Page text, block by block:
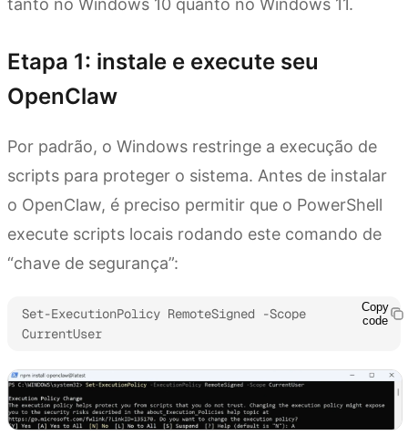
tanto no Windows 10 quanto no Windows 11.
Etapa 1: instale e execute seu
OpenClaw
Por padrão, o Windows restringe a execução de
scripts para proteger o sistema. Antes de instalar
o OpenClaw, é preciso permitir que o PowerShell
execute scripts locais rodando este comando de
“chave de segurança”:
Set-ExecutionPolicy RemoteSigned -Scope
CurrentUser
Copy
code